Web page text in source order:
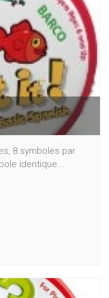
8 symboles par
identique...